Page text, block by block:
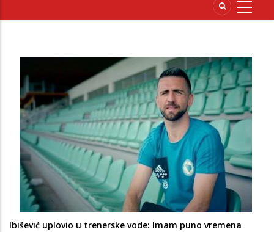
Ibišević uplovio u trenerske vode: Imam puno vremena